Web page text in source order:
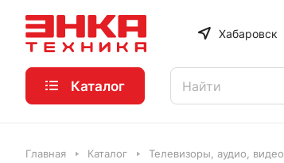
Хабаровск
Каталог
Главная Каталог Телевизоры, аудио, видео